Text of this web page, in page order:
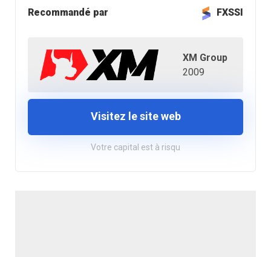
Recommandé par FXSSI
XM Group
2009
Visitez le site web
Votre capital est à risqu